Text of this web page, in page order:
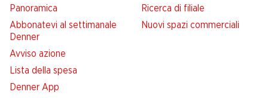
Panoramica
Abbonatevi al settimanale
Denner
Avviso azione
Lista della spesa
Denner App
Ricerca di filiale
Nuovi spazi commerciali